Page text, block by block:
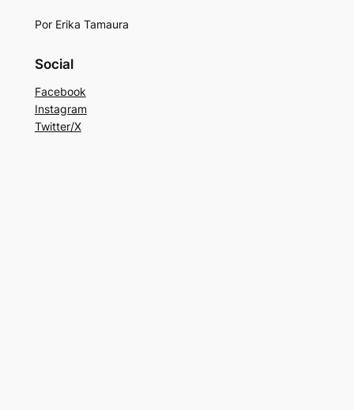
Por Erika Tamaura
Social
Facebook
Instagram
Twitter/X